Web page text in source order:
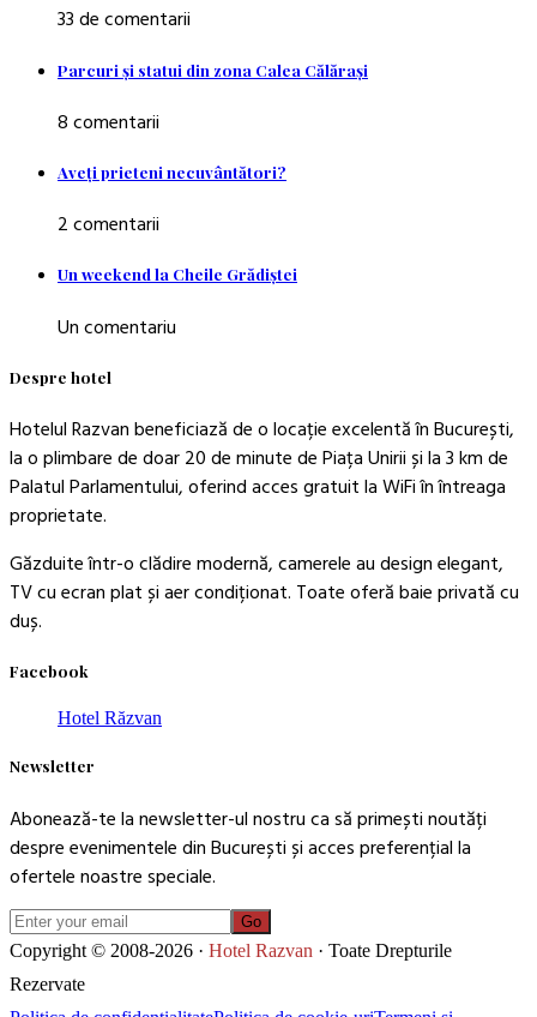
33 de comentarii
Parcuri şi statui din zona Calea Călăraşi
8 comentarii
Aveţi prieteni necuvântători?
2 comentarii
Un weekend la Cheile Grădiştei
Un comentariu
Despre hotel
Hotelul Razvan beneficiază de o locație excelentă în București,
la o plimbare de doar 20 de minute de Piața Unirii și la 3 km de
Palatul Parlamentului, oferind acces gratuit la WiFi în întreaga
proprietate.
Găzduite într-o clădire modernă, camerele au design elegant,
TV cu ecran plat și aer condiționat. Toate oferă baie privată cu
duș.
Facebook
Hotel Răzvan
Newsletter
Abonează-te la newsletter-ul nostru ca să primești noutăți
despre evenimentele din București și acces preferențial la
ofertele noastre speciale.
Go
Copyright © 2008-2026 · Hotel Razvan · Toate Drepturile
Rezervate